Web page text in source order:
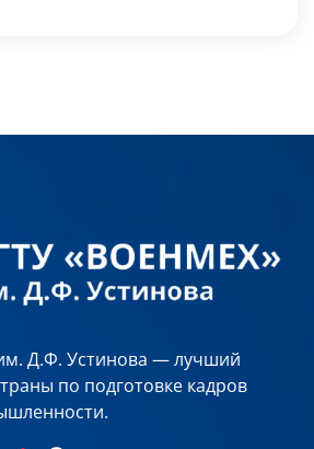
Д.Ф. Устинова — лучший
по подготовке кадров